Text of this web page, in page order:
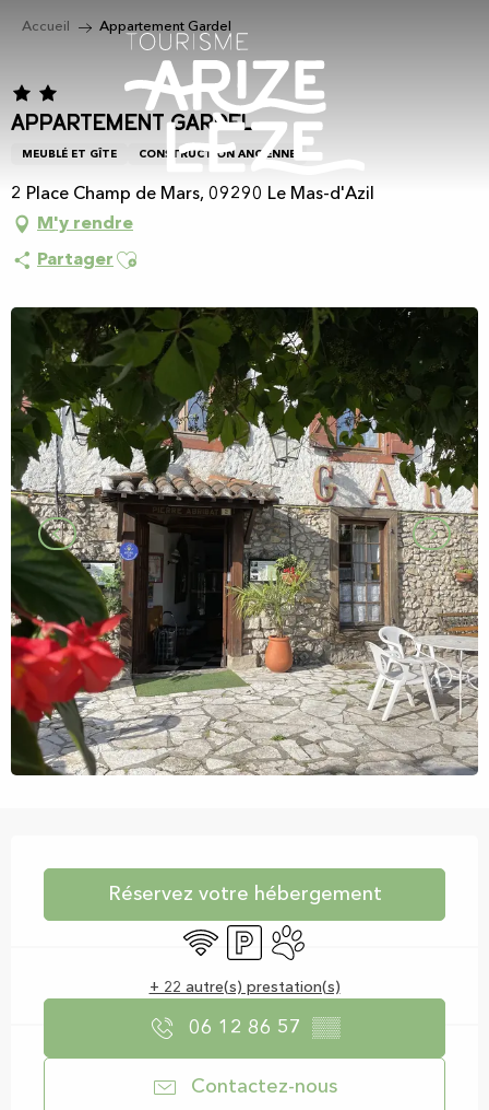
principal
Accueil Appartement Gardel
Appartement Gardel
MEUBLÉ ET GÎTE CONSTRUCTION ANCIENNE
2 Place Champ de Mars, 09290 Le Mas-d'Azil
M'y rendre
Partager Ajouter aux favoris
Réservez votre hébergement
WiFi ParkingAnimaux acceptés
+ 22 autre(s) prestation(s)
06 12 86 57 ▒▒
Contactez-nous